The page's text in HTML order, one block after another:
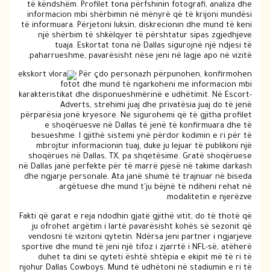
të këndshëm. Profilet tona përfshinin fotografi, analiza dhe
informacion mbi shërbimin në mënyrë që të krijoni mundësi
të informuara. Përjetoni luksin, diskrecionin dhe mund të keni
një shërbim të shkëlqyer të përshtatur sipas zgjedhjeve
tuaja. Eskortat tona në Dallas sigurojnë një ndjesi të
paharrueshme, pavarësisht nëse jeni në lagje apo në vizitë.
Për çdo personazh përpunohen, konfirmohen
fotot dhe mund të ngarkoheni me informacion mbi
karakteristikat dhe disponueshmërinë e udhëtimit. Në Escort-
Adverts, strehimi juaj dhe privatësia juaj do të jenë
përparësia jonë kryesore. Ne sigurohemi që të gjitha profilet
e shoqëruesve në Dallas të jenë të konfirmuara dhe të
besueshme. I gjithë sistemi ynë përdor kodimin e ri për të
mbrojtur informacionin tuaj, duke ju lejuar të publikoni një
shoqërues në Dallas, TX, pa shqetësime. Gratë shoqëruese
në Dallas janë perfekte për të marrë pjesë në takime darkash
dhe ngjarje personale. Ata janë shumë të trajnuar në biseda
argëtuese dhe mund t'ju bëjnë të ndiheni rehat në
modalitetin e njerëzve.
Fakti që garat e reja ndodhin gjatë gjithë vitit, do të thotë që
ju ofrohet argëtim i lartë pavarësisht kohës së sezonit që
vendosni të vizitoni qytetin. Ndërsa jeni partner i ngjarjeve
sportive dhe mund të jeni një tifoz i zjarrtë i NFL-së, atëherë
duhet ta dini se qyteti është shtëpia e ekipit më të ri të
njohur Dallas Cowboys. Mund të udhëtoni në stadiumin e ri të